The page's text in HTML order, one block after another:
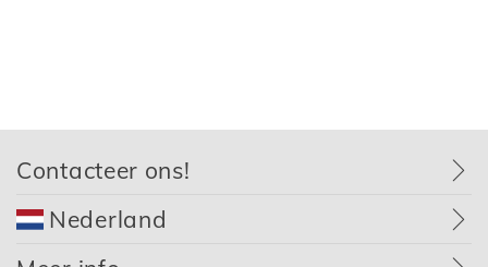
Contacteer ons!
Nederland